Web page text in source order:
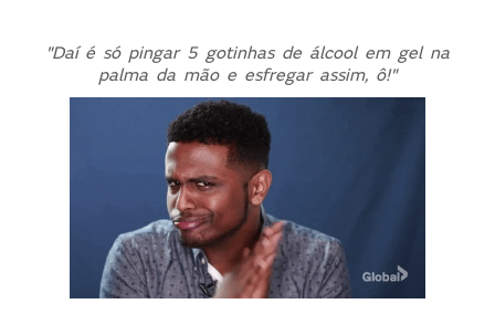
"Daí é só pingar 5 gotinhas de álcool em gel na
palma da mão e esfregar assim, ô!"